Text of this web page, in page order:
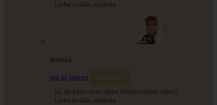
Omas lockerer Quark-Hefezopf – fluffig und saftig,
einfaches Osterrezept
Liebe Grüße, Andrea
Andrea
vor 10 Jahren Antworten
Ja, da kann man nicht Widerstehen, oder?
Liebe Grüße, Andrea